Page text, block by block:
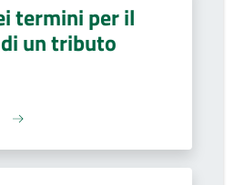
termini per il
un tributo